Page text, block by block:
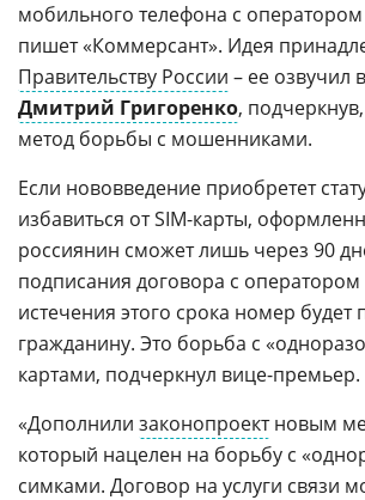
мобильного телефона с оператором
пишет «Коммерсант». Идея
Правительству России – ее озвучил
Дмитрий Григоренко,
метод борьбы с мошенниками.
Если нововведение приобретет
избавиться от SIM-карты,
россиянин сможет лишь через 90
подписания договора с оператором
истечения этого срока номер будет
гражданину. Это борьба с
картами, подчеркнул вице-премьер.
«Дополнили законопроектновым
который нацелен на борьбу с
симками. Договор на услуги связи